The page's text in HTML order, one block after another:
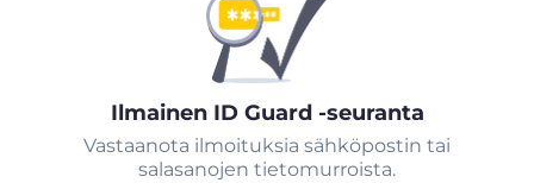
Ilmainen ID Guard -seuranta
Vastaanota ilmoituksia sähköpostin tai
salasanojen tietomurroista.